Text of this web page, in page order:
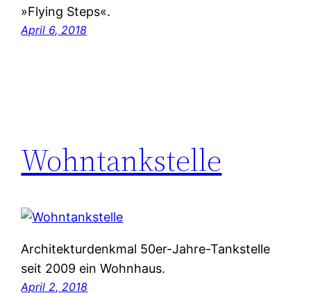
»Flying Steps«.
April 6, 2018
Wohntankstelle
Architekturdenkmal 50er-Jahre-Tankstelle
seit 2009 ein Wohnhaus.
April 2, 2018